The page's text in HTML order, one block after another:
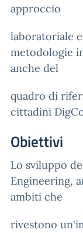
approccio
laboratoriale
metodologie
anche del
quadro di
cittadini
Obiettivi
Lo sviluppo
Engineering,
ambiti che
rivestono